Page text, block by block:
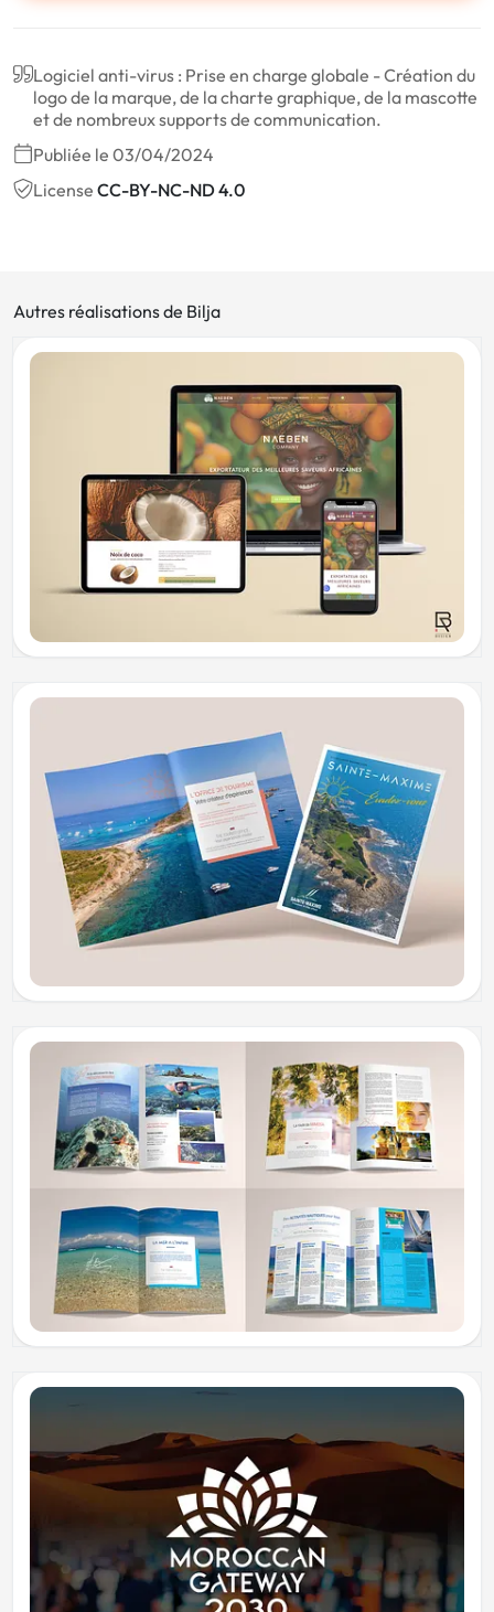
Logiciel anti-virus : Prise en charge globale - Création du
logo de la marque, de la charte graphique, de la mascotte
et de nombreux supports de communication.
Publiée le 03/04/2024
License CC-BY-NC-ND 4.0
Autres réalisations de Bilja